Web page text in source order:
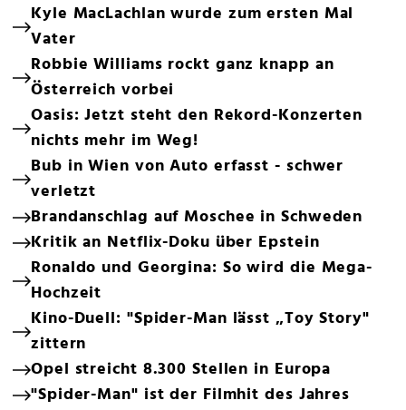
Kyle MacLachlan wurde zum ersten Mal
Vater
Robbie Williams rockt ganz knapp an
Österreich vorbei
Oasis: Jetzt steht den Rekord-Konzerten
nichts mehr im Weg!
Bub in Wien von Auto erfasst - schwer
verletzt
Brandanschlag auf Moschee in Schweden
Kritik an Netflix-Doku über Epstein
Ronaldo und Georgina: So wird die Mega-
Hochzeit
Kino-Duell: "Spider-Man lässt „Toy Story"
zittern
Opel streicht 8.300 Stellen in Europa
"Spider-Man" ist der Filmhit des Jahres